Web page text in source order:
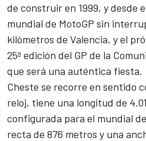
de construir en 1999, y desde
mundial de MotoGP sin
kilómetros de Valencia, y el
25ª edición del GP de la
que será una auténtica fiesta.
Cheste se recorre en sentido
reloj, tiene una longitud de
configurada para el mundial
recta de 876 metros y una